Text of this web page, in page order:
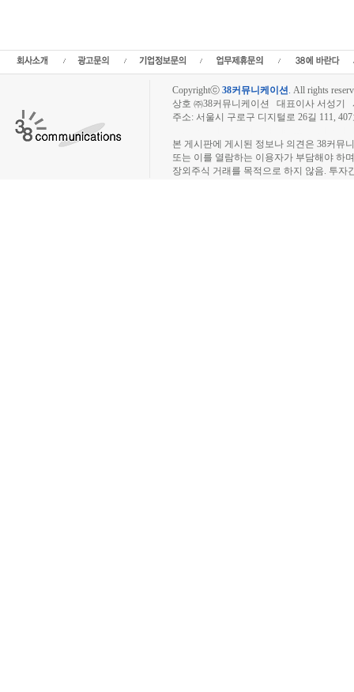
Copyrightⓒ 38커뮤니케이션. All rights
상호 ㈜38커뮤니케이션 대표이사 서성기
주소: 서울시 구로구 디지털로 26길 111,
본 게시판에 게시된 정보나 의견은 38커뮤
또는 이를 열람하는 이용자가 부담해야 하
장외주식 거래를 목적으로 하지 않음. 투